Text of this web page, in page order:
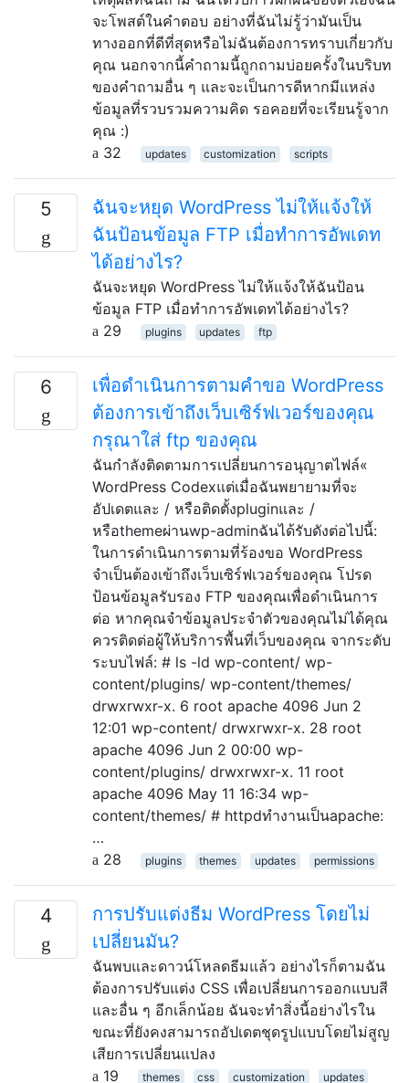
จะโพสต์ในคำตอบ อย่างที่ฉันไม่รู้ว่ามันเป็น
ทางออกที่ดีที่สุดหรือไม่ฉันต้องการทราบเกี่ยวกับ
คุณ นอกจากนี้คำถามนี้ถูกถามบ่อยครั้งในบริบท
ของคำถามอื่น ๆ และจะเป็นการดีหากมีแหล่ง
ข้อมูลที่รวบรวมความคิด รอคอยที่จะเรียนรู้จาก
คุณ :)
32
updates customization scripts
5
ฉันจะหยุด WordPress ไม่ให้แจ้งให้
ฉันป้อนข้อมูล FTP เมื่อทำการอัพเดท
ได้อย่างไร?
ฉันจะหยุด WordPress ไม่ให้แจ้งให้ฉันป้อน
ข้อมูล FTP เมื่อทำการอัพเดทได้อย่างไร?
29
plugins updates ftp
6
เพื่อดำเนินการตามคำขอ WordPress
ต้องการเข้าถึงเว็บเซิร์ฟเวอร์ของคุณ
กรุณาใส่ ftp ของคุณ
ฉันกำลังติดตามการเปลี่ยนการอนุญาตไฟล์«
WordPress Codexแต่เมื่อฉันพยายามที่จะ
อัปเดตและ / หรือติดตั้งpluginและ /
หรือthemeผ่านwp-adminฉันได้รับดังต่อไปนี้:
ในการดำเนินการตามที่ร้องขอ WordPress
จำเป็นต้องเข้าถึงเว็บเซิร์ฟเวอร์ของคุณ โปรด
ป้อนข้อมูลรับรอง FTP ของคุณเพื่อดำเนินการ
ต่อ หากคุณจำข้อมูลประจำตัวของคุณไม่ได้คุณ
ควรติดต่อผู้ให้บริการพื้นที่เว็บของคุณ จากระดับ
ระบบไฟล์: # ls -ld wp-content/ wp-
content/plugins/ wp-content/themes/
drwxrwxr-x. 6 root apache 4096 Jun 2
12:01 wp-content/ drwxrwxr-x. 28 root
apache 4096 Jun 2 00:00 wp-
content/plugins/ drwxrwxr-x. 11 root
apache 4096 May 11 16:34 wp-
content/themes/ # httpdทำงานเป็นapache:
…
28
plugins themes updates permissions
4
การปรับแต่งธีม WordPress โดยไม่
เปลี่ยนมัน?
ฉันพบและดาวน์โหลดธีมแล้ว อย่างไรก็ตามฉัน
ต้องการปรับแต่ง CSS เพื่อเปลี่ยนการออกแบบสี
และอื่น ๆ อีกเล็กน้อย ฉันจะทำสิ่งนี้อย่างไรใน
ขณะที่ยังคงสามารถอัปเดตชุดรูปแบบโดยไม่สูญ
เสียการเปลี่ยนแปลง
19
themes css customization updates